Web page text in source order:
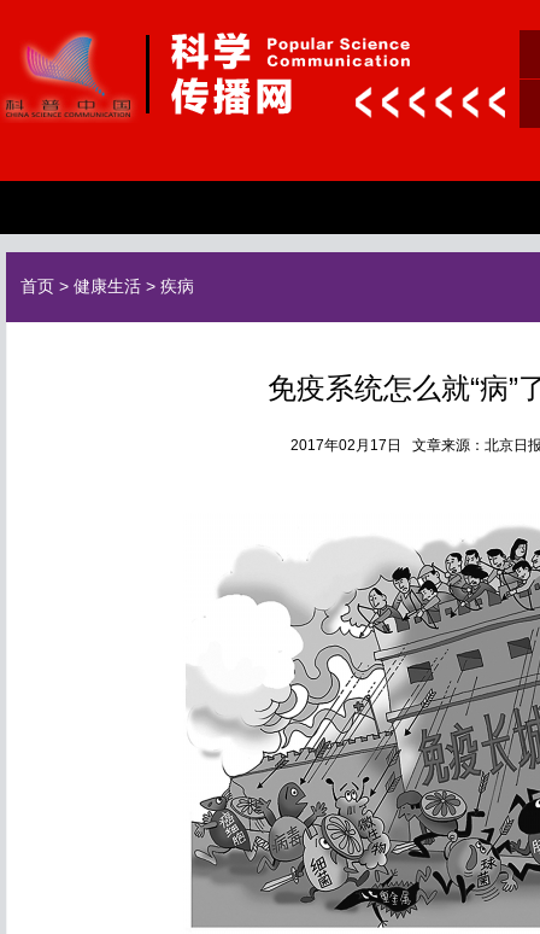
首页 > 健康生活 > 疾病
免疫系统怎么就“病”
2017年02月17日 文章来源：北京日